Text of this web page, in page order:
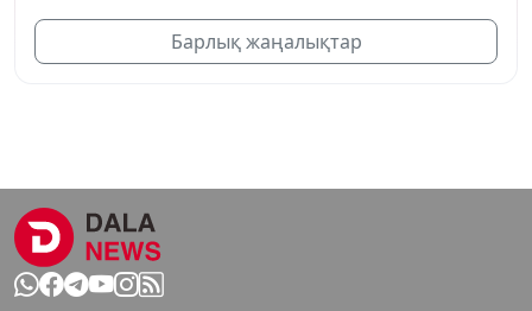
Барлық жаңалықтар